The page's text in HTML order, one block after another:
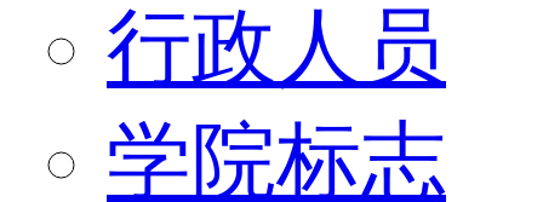
行政人员
学院标志